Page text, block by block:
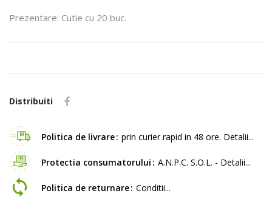
Prezentare: Cutie cu 20 buc.
Distribuiti
Politica de livrare prin curier rapid in 48 ore. Detalii...
Protectia consumatorului A.N.P.C. S.O.L. - Detalii...
Politica de returnare Conditii...